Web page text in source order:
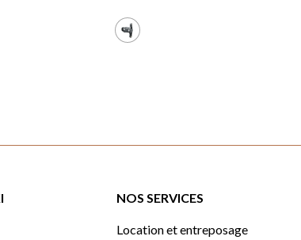
NOS SERVICES
Location et entreposage